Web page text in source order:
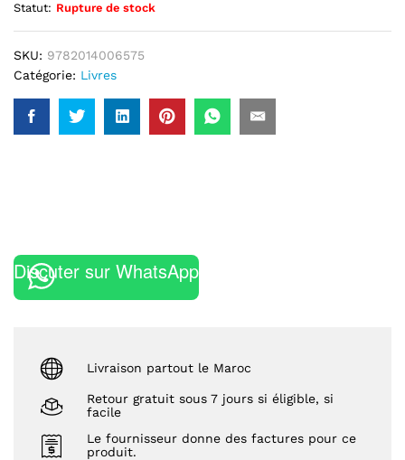
Statut: Rupture de stock
SKU: 9782014006575
Catégorie: Livres
Discuter sur WhatsApp
Livraison partout le Maroc
Retour gratuit sous 7 jours si éligible, si
facile
Le fournisseur donne des factures pour ce
produit.